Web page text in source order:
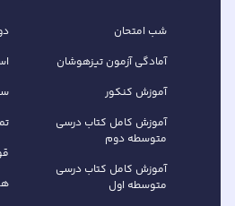
شب امتحان
آمادگی آزمون تیزهوشان
آموزش کنکور
آموزش کامل کتاب‌ درسی
متوسطه دوم
آموزش کامل کتاب‌ درسی
متوسطه اول